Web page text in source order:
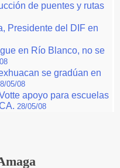
de puentes y rutas
Presidente del DIF en
en Río Blanco, no se
se gradúan en
05/08
apoyo para escuelas
28/05/08